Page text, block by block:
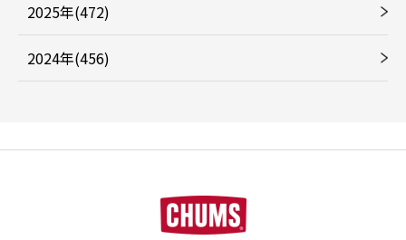
2025年(472)
2024年(456)